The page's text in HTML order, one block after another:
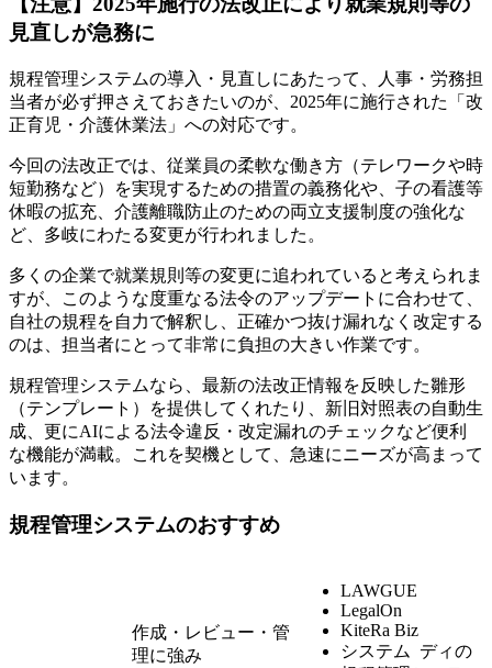
見直しが急務に
規程管理システムの導入・見直しにあたって、人事・労務担
当者が必ず押さえておきたいのが、2025年に施行された「改
正育児・介護休業法」への対応です。
今回の法改正では、従業員の柔軟な働き方（テレワークや時
短勤務など）を実現するための措置の義務化や、子の看護等
休暇の拡充、介護離職防止のための両立支援制度の強化な
ど、多岐にわたる変更が行われました。
多くの企業で就業規則等の変更に追われていると考えられま
すが、このような度重なる法令のアップデートに合わせて、
自社の規程を自力で解釈し、正確かつ抜け漏れなく改定する
のは、担当者にとって非常に負担の大きい作業です。
規程管理システムなら、最新の法改正情報を反映した雛形
（テンプレート）を提供してくれたり、新旧対照表の自動生
成、更にAIによる法令違反・改定漏れのチェックなど便利
な機能が満載。これを契機として、急速にニーズが高まって
います。
規程管理システムのおすすめ
作成・レビュー・管
理に強み
LAWGUE
LegalOn
KiteRa Biz
システム ディの